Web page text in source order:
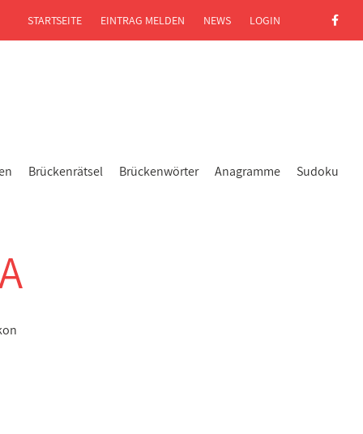
Brückenrätsel Brückenwörter Anagramme Sudoku
STARTSEITE EINTRAG MELDEN NEWS LOGIN